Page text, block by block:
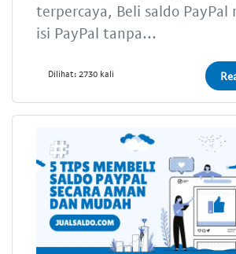
terpercaya, Beli saldo PayPal
isi PayPal tanpa...
Dilihat: 2730 kali